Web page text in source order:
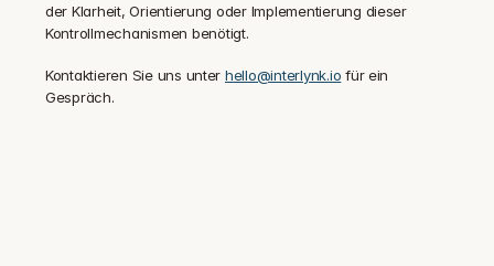
der Klarheit, Orientierung oder Implementierung dieser
Kontrollmechanismen benötigt.
‍Kontaktieren Sie uns unter hello@interlynk.io für ein
Gespräch.